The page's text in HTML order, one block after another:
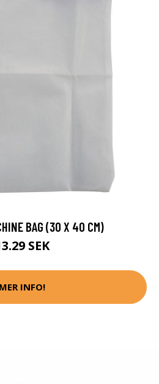
BAG (30 X 40 CM)
SEK
MER INFO!